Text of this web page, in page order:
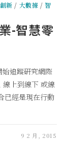
新 / 大數據 /智
-智慧零
追蹤研究網際
線上到線下 或線
已經是現在行動
9 2 月, 2015